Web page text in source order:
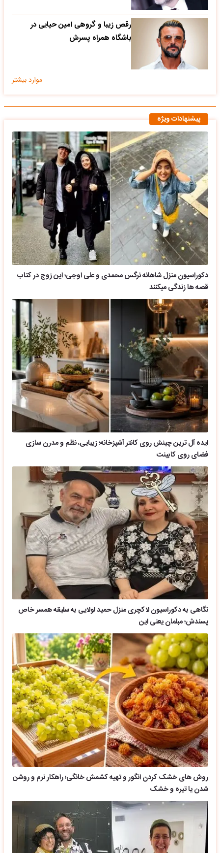
رقص زیبا و گروهی امین حیایی در
باشگاه همراه پسرش
موارد بیشتر
پیشنهادات ویژه
دکوراسیون منزل شاهانه نرگس محمدی و علی اوجی؛ این زوج در کتاب
قصه ها زندگی میکنند
ایده آل ترین چینش روی کانتر آشپزخانه؛ زیبایی، نظم و مدرن سازی
فضای روی کابینت
نگاهی به دکوراسیون لاکچری منزل حمید لولایی به سلیقه همسر خاص
پسندش؛ مبلمان یعنی این
روش های خشک کردن انگور و تهیه کشمش خانگی؛ راهکار نرم و روشن
شدن یا تیره و خشک